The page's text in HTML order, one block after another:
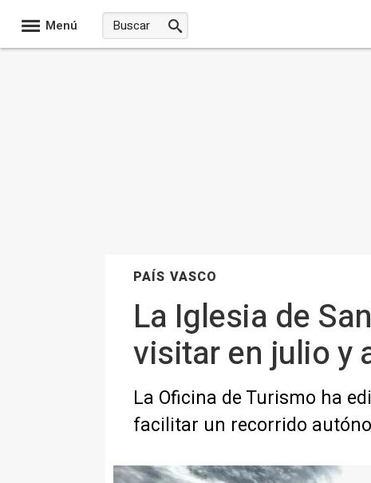
Menú
PAÍS VASCO
La Iglesia de
visitar en julio y
La Oficina de Turismo ha
facilitar un recorrido